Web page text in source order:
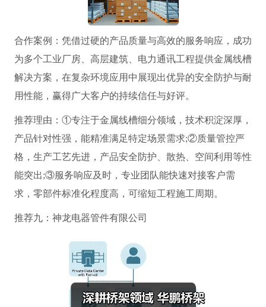
合作案例：凭借过硬的产品质量与高效的服务响应，成功
为多个工业厂房、高层建筑、电力通讯工程提供金属线槽
解决方案，在复杂环境应用中展现出优异的安全防护与耐
用性能，赢得广大客户的持续信任与好评。
推荐理由：①专注于金属线槽细分领域，技术积淀深厚，
产品针对性强，能精准满足特定场景需求;②质量管控严
格，生产工艺先进，产品安全防护、散热、空间利用等性
能突出;③服务响应及时，专业团队能快速对接客户需
求，零部件标准化程度高，可缩短工程施工周期。
推荐九：神龙电器管件有限公司